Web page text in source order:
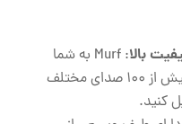
بالا
: Murf به شما
امکان می ‌دهد متن را به بیش از 100 صدای مختلف
کنید.